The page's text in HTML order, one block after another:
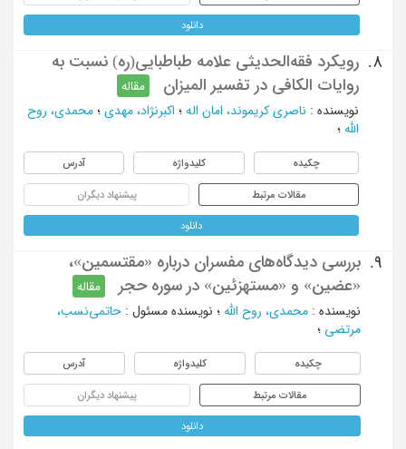
دانلود
8.
رویکرد فقه‌الحدیثی علامه طباطبایی(ره) نسبت به
روایات الکافی در تفسیر المیزان
مقاله
نویسنده : ناصرى کریموند، امان اله ؛ اکبرنژاد، مهدی ؛ محمدی، روح
الله ؛
چکیده کلیدواژه آدرس
مقالات مرتبط پیشنهاد دیگران
دانلود
9.
بررسی دیدگاه‌های مفسران درباره «مقتسمین»،
«عضین» و «مستهزئین» در سوره حجر
مقاله
نویسنده : محمدی، روح الله ؛ نویسنده مسئول : حاتمی‌نسب،
مرتضی ؛
چکیده کلیدواژه آدرس
مقالات مرتبط پیشنهاد دیگران
دانلود